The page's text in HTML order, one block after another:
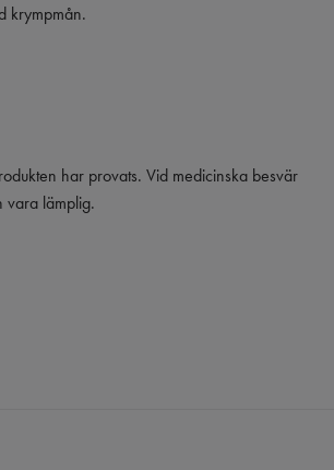
krympmån.
har provats. Vid medicinska besvär
vara lämplig.